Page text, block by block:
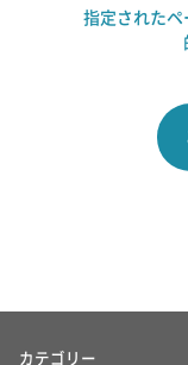
指定された
カテゴリー